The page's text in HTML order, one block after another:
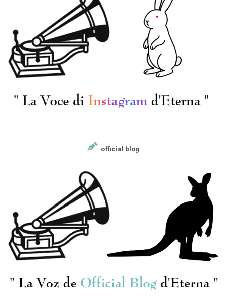
official blog